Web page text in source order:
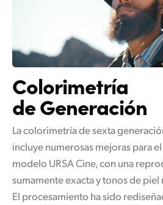
Colorimetría
de Generación
La colorimetría de sexta
incluye numerosas mejoras para
modelo URSA Cine, con una
sumamente exacta y tonos de piel
El procesamiento ha sido